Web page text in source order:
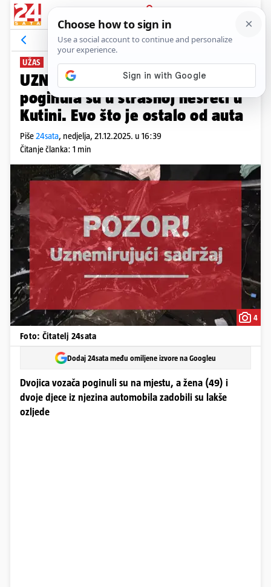
PRIJAVA
News Komentari
UŽAS
UZNEMIRUJUĆE Dvojica mladića
poginula su u strašnoj nesreći u
Kutini. Evo što je ostalo od auta
Piše24sata, nedjelja, 21.12.2025. u 16:39
Čitanje članka: 1 min
4
Foto: Čitatelj 24sata
Dodaj 24sata među omiljene izvore na Googleu
Dvojica vozača poginuli su na mjestu, a žena (49) i
dvoje djece iz njezina automobila zadobili su lakše
ozljede